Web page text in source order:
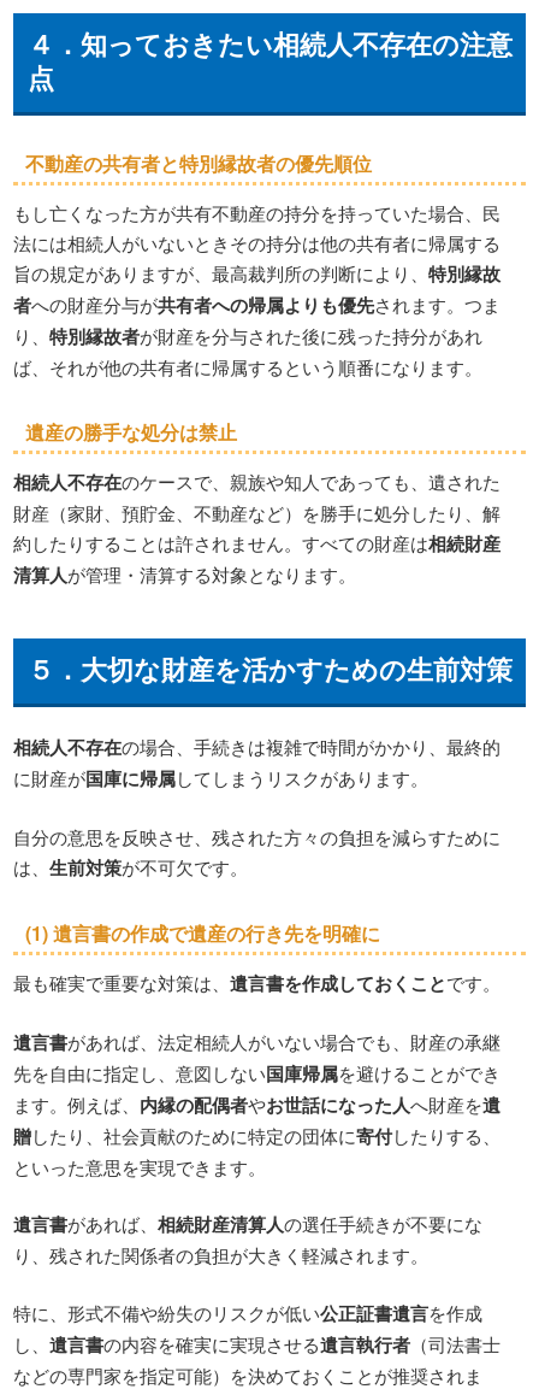
４．知っておきたい相続人不存在の注意
点
不動産の共有者と特別縁故者の優先順位
もし亡くなった方が共有不動産の持分を持っていた場合、民
法には相続人がいないときその持分は他の共有者に帰属する
旨の規定がありますが、最高裁判所の判断により、特別縁故
者への財産分与が共有者への帰属よりも優先されます。つま
り、特別縁故者が財産を分与された後に残った持分があれ
ば、それが他の共有者に帰属するという順番になります。
遺産の勝手な処分は禁止
相続人不存在のケースで、親族や知人であっても、遺された
財産（家財、預貯金、不動産など）を勝手に処分したり、解
約したりすることは許されません。すべての財産は相続財産
清算人が管理・清算する対象となります。
５．大切な財産を活かすための生前対策
相続人不存在の場合、手続きは複雑で時間がかかり、最終的
に財産が国庫に帰属してしまうリスクがあります。
自分の意思を反映させ、残された方々の負担を減らすために
は、生前対策が不可欠です。
(1)遺言書の作成で遺産の行き先を明確に
最も確実で重要な対策は、遺言書を作成しておくことです。
遺言書があれば、法定相続人がいない場合でも、財産の承継
先を自由に指定し、意図しない国庫帰属を避けることができ
ます。例えば、 内縁の配偶者やお世話になった人へ財産を遺
贈したり、社会貢献のために特定の団体に寄付したりする、
といった意思を実現できます。
遺言書があれば、相続財産清算人の選任手続きが不要にな
り、残された関係者の負担が大きく軽減されます。
特に、形式不備や紛失のリスクが低い公正証書遺言を作成
し、遺言書の内容を確実に実現させる遺言執行者 （司法書士
などの専門家を指定可能）を決めておくことが推奨されま